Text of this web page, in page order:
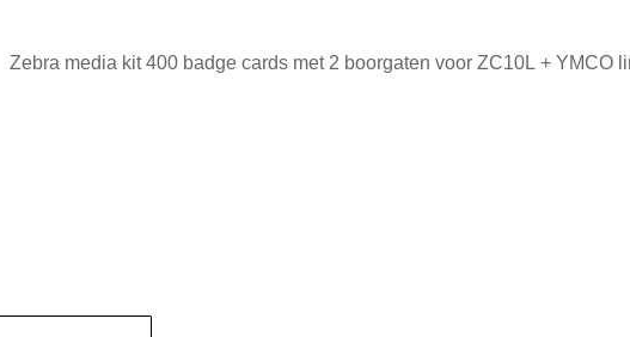
Zebra media kit 400 badge cards met 2 boorgaten voor ZC10L +